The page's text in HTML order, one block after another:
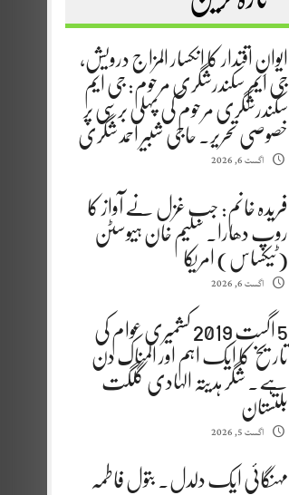
ایوانِ اقتدار کا انکسار المزاج درویش،
جی ایم سکندرشگری مرحوم: جی ایم
سکندرشگری مرحوم کی پہلی برسی پر
خصوصی تحریر. حاجی شبیر احمد شگری
اگست 6, 2026
فریدہ خانم: جب غزل نے آواز کا
روپ دھارا. سلیم خان ہیوسٹن
(ٹیکساس) امریکا
اگست 6, 2026
5 اگست 2019 کشمیری عوام کی
تاریخ کا ایک اہم اور المناک دن
ہے. شگر ہدیتہ الہادی گلگت
بلتستان
اگست 5, 2026
مہنگائی ایک دلدل. بتول فاطمہ